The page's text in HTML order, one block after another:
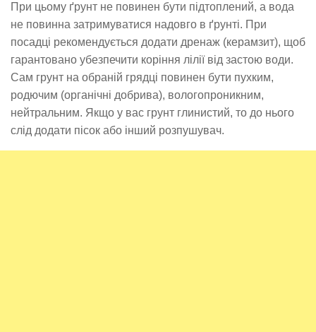
При цьому ґрунт не повинен бути підтоплений, а вода
не повинна затримуватися надовго в ґрунті. При
посадці рекомендується додати дренаж (керамзит), щоб
гарантовано убезпечити коріння лілії від застою води.
Сам грунт на обраній грядці повинен бути пухким,
родючим (органічні добрива), вологопроникним,
нейтральним. Якщо у вас грунт глинистий, то до нього
слід додати пісок або інший розпушувач.